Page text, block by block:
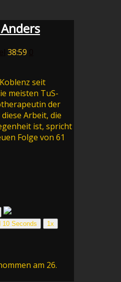
38:59
seit
meisten TuS-
der
Arbeit, die
ist, spricht
Folge von 61
10 Seconds
1x
am 26.